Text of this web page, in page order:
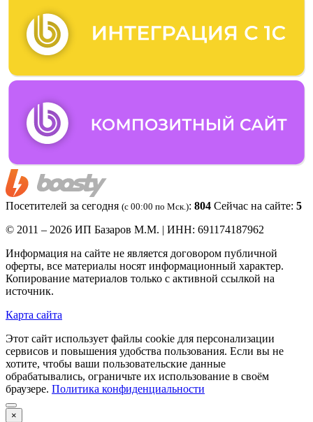
Посетителей за сегодня (c 00:00 по Мск.): 804 Сейчас на сайте: 5
© 2011 – 2026 ИП Базаров М.М. | ИНН: 691174187962
Информация на сайте не является договором публичной
оферты, все материалы носят информационный характер.
Копирование материалов только с активной ссылкой на
источник.
Карта сайта
Этот сайт использует файлы cookie для персонализации
сервисов и повышения удобства пользования. Если вы не
хотите, чтобы ваши пользовательские данные
обрабатывались, ограничьте их использование в своём
браузере. Политика конфиденциальности
×